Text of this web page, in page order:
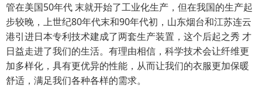
管在美国50年代 末就开始了工业化生产，但在我国的生产起
步较晚，上世纪80年代末和90年代初，山东烟台和江苏连云
港引进日本专利技术建成了两套生产装置，这个后起之秀 才
日益走进了我们的生活。有理由相信，科学技术会让纤维更
加多样化，具有更优异的性能，从而让我们的衣服更加保暖
舒适，满足我们各种各样的需求。